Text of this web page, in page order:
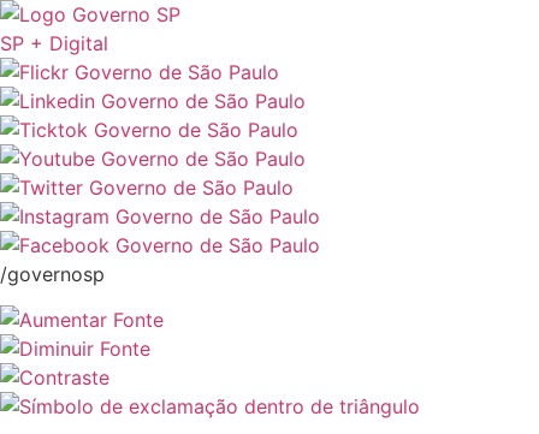
SP + Digital
/governosp